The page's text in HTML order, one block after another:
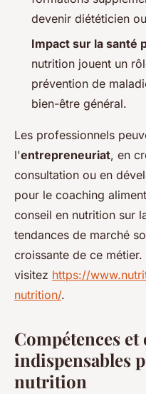
devenir diététicien
Impact sur la santé
nutrition jouent un
prévention de
bien-être général.
Les professionnels
l'entrepreneuriat, en
consultation ou en
pour le coaching
conseil en nutrition sur
tendances de marché
croissante de ce
visitez https://
nutrition/.
Compétences
indispensables
nutrition